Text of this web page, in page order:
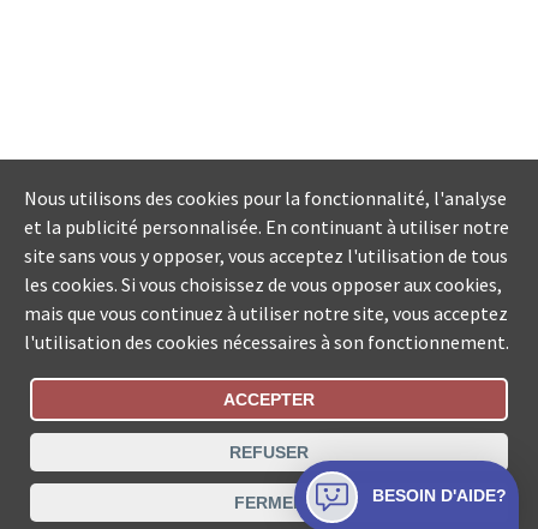
Statut De La Commande
Recherche des offices de Suisse
Protection des données Mentions légales
Nous utilisons des cookies pour la fonctionnalité, l'analyse
et la publicité personnalisée. En continuant à utiliser notre
site sans vous y opposer, vous acceptez l'utilisation de tous
les cookies. Si vous choisissez de vous opposer aux cookies,
mais que vous continuez à utiliser notre site, vous acceptez
l'utilisation des cookies nécessaires à son fonctionnement.
ACCEPTER
REFUSER
FERMER BESOIN D'AIDE?